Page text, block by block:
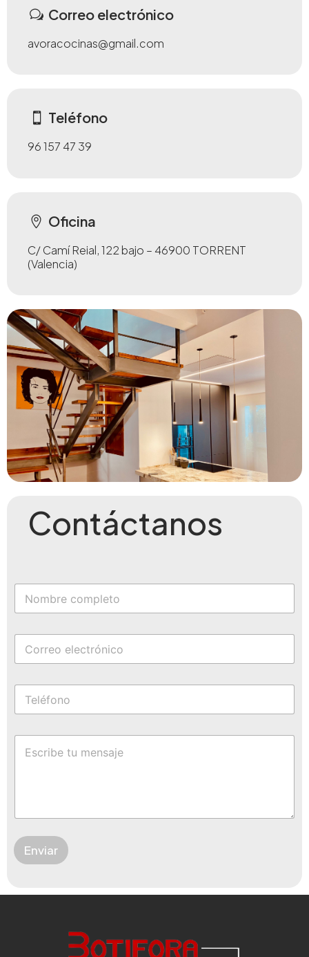
Correo electrónico
avoracocinas@gmail.com
Teléfono
96 157 47 39
Oficina
C/ Camí Reial, 122 bajo – 46900 TORRENT
(Valencia)
Contáctanos
Enviar